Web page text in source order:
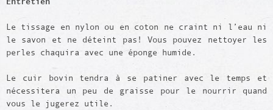
Le tissage en nylon ou en coton ne craint ni l’eau ni
le savon et ne déteint pas! Vous pouvez nettoyer les
perles chaquira avec une éponge humide.
Le cuir bovin tendra à se patiner avec le temps et
nécessitera un peu de graisse pour le nourrir quand
vous le jugerez utile.